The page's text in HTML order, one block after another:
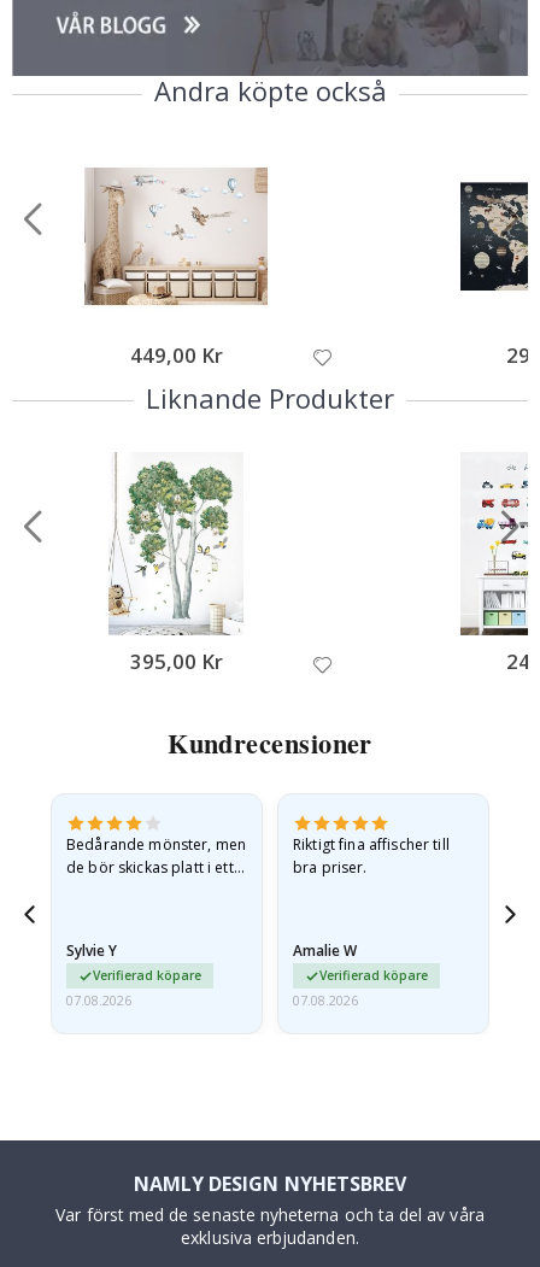
Andra köpte också
449,00 Kr
Liknande Produkter
395,00 Kr
Kundrecensioner
Bedårande mönster, men
de bör skickas platt i ett
Sylvie Y
Verifierad köpare
07.08.2026
Riktigt fina affischer till
bra priser.
Amalie W
Verifierad köpare
07.08.2026
NAMLY DESIGN NYHETSBREV
Var först med de senaste nyheterna och ta del av våra
exklusiva erbjudanden.